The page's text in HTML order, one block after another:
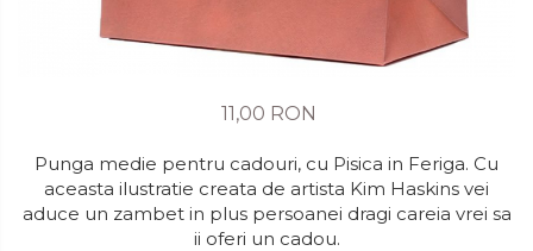
11,00 RON
Punga medie pentru cadouri, cu Pisica in Feriga. Cu
aceasta ilustratie creata de artista Kim Haskins vei
aduce un zambet in plus persoanei dragi careia vrei sa
ii oferi un cadou.